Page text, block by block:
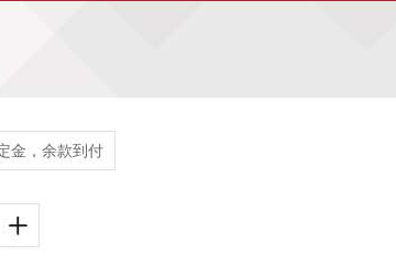
金，余款到付